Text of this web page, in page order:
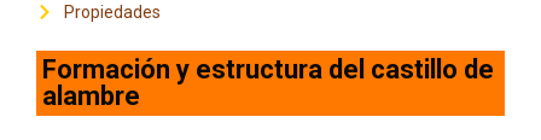
Propiedades
Formación y estructura del castillo de
alambre